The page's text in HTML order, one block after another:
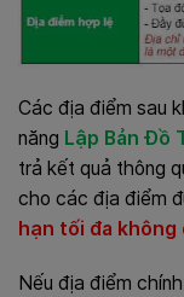
Các địa điểm sau
năng Lập Bản Đồ
trả kết quả thông
cho các địa điểm
hạn tối đa không
Nếu địa điểm